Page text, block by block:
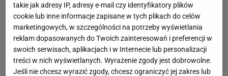
takie jak adresy IP, adresy e-mail czy identyfikatory plików
cookie lub inne informacje zapisane w tych plikach do celów
marketingowych, w szczególności na potrzeby wyświetlania
reklam dopasowanych do Twoich zainteresowań i preferencji w
swoich serwisach, aplikacjach i w Internecie lub personalizacji
treści w nich wyświetlanych. Wyrażenie zgody jest dobrowolne.
Jeśli nie chcesz wyrazić zgody, chcesz ograniczyć jej zakres lub